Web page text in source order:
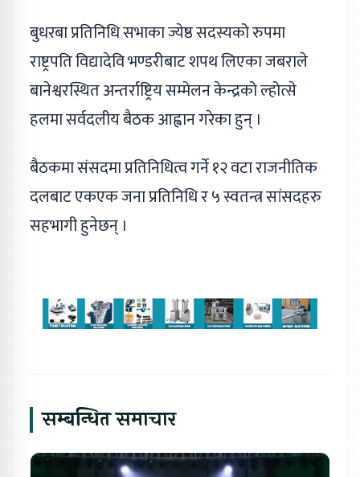
बुधरबा प्रतिनिधि सभाका ज्येष्ठ सदस्यको रुपमा
राष्ट्रपति विद्यादेवि भण्डरीबाट शपथ लिएका जबराले
बानेश्वरस्थित अन्तर्राष्ट्रिय सम्मेलन केन्द्रको ल्होत्से
हलमा सर्वदलीय बैठक आह्वान गरेका हुन् ।
बैठकमा संसदमा प्रतिनिधित्व गर्ने १२ वटा राजनीतिक
दलबाट एकएक जना प्रतिनिधि र ५ स्वतन्त्र सांसदहरु
सहभागी हुनेछन् ।
सम्बन्धित समाचार